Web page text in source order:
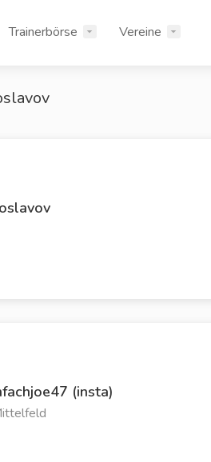
Trainerbörse Vereine
(insta)